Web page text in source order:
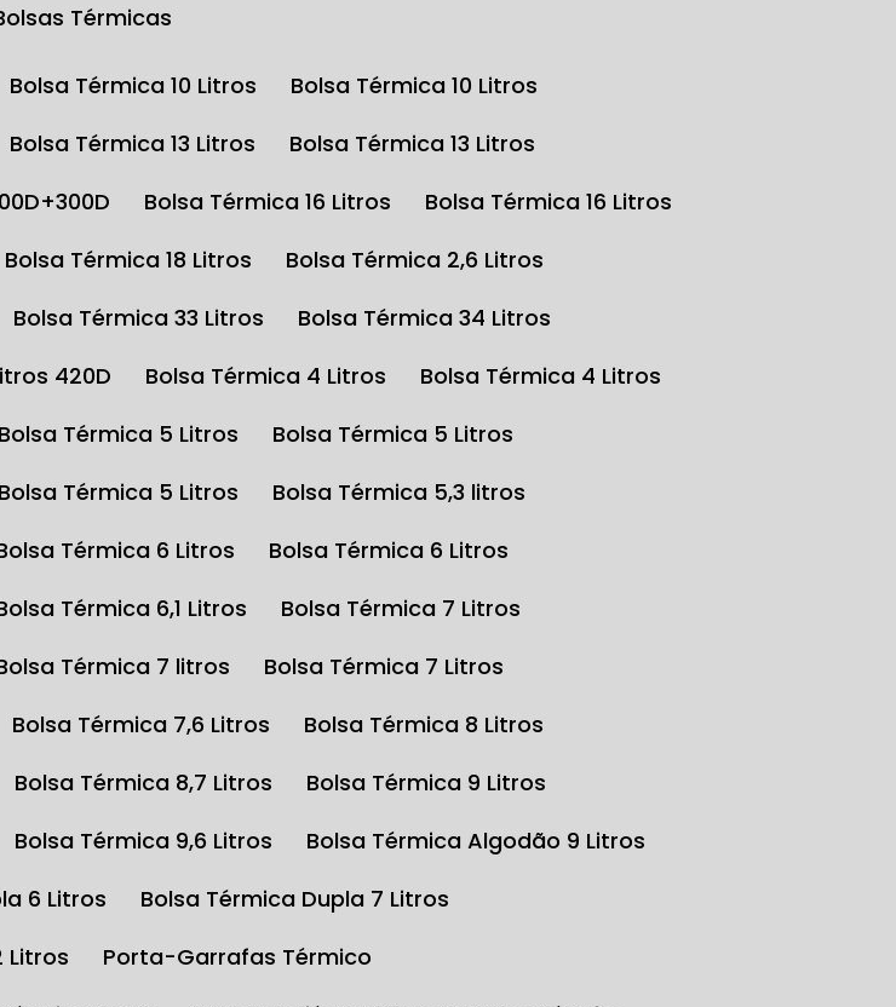
Bolsas Térmicas
Bolsa Térmica 10 Litros
Bolsa Térmica 10 Litros
Bolsa Térmica 13 Litros
Bolsa Térmica 13 Litros
Bolsa Térmica 16 Litros
Bolsa Térmica 16 Litros
Bolsa Térmica 18 Litros
Bolsa Térmica 2,6 Litros
Bolsa Térmica 33 Litros
Bolsa Térmica 34 Litros
420D Bolsa Térmica 4 Litros
Bolsa Térmica 4 Litros
Bolsa Térmica 5 Litros
Bolsa Térmica 5 Litros
Bolsa Térmica 5 Litros
Bolsa Térmica 5,3 litros
Bolsa Térmica 6 Litros
Bolsa Térmica 6 Litros
Bolsa Térmica 6,1 Litros
Bolsa Térmica 7 Litros
Bolsa Térmica 7 litros
Bolsa Térmica 7 Litros
Bolsa Térmica 7,6 Litros
Bolsa Térmica 8 Litros
Bolsa Térmica 8,7 Litros
Bolsa Térmica 9 Litros
Bolsa Térmica 9,6 Litros
Bolsa Térmica Algodão 9 Litros
6 Litros
Bolsa Térmica Dupla 7 Litros
Litros
Porta-Garrafas Térmico